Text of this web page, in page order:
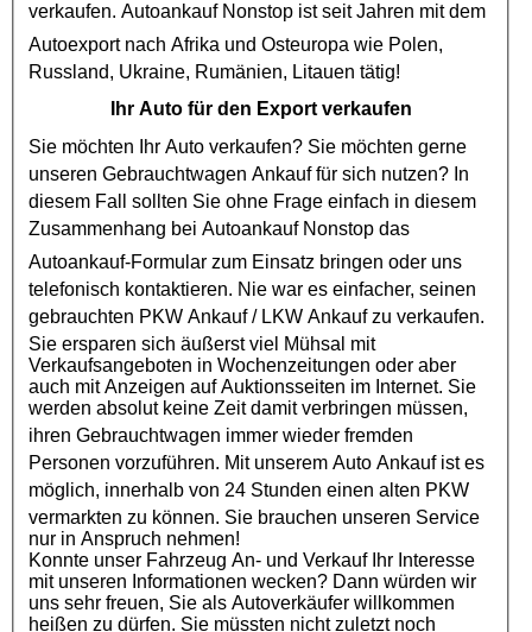
verkaufen. AutoankaufNonstop ist seit Jahren mit dem
Autoexportnach Afrika und Osteuropa wie Polen,
Russland, Ukraine, Rumänien, Litauen tätig!
Ihr Auto für den Export verkaufen
Sie möchten Ihr Auto verkaufen? Sie möchten gerne
unseren Gebrauchtwagen Ankauffür sich nutzen? In
diesem Fall sollten Sie ohne Frage einfach in diesem
Zusammenhang bei AutoankaufNonstop das
Autoankauf-Formular zum Einsatz bringen oder uns
telefonisch kontaktieren. Nie war es einfacher, seinen
gebrauchten PKW Ankauf/ LKW Ankaufzu verkaufen.
Sie ersparen sich äußerst viel Mühsal mit
Verkaufsangeboten in Wochenzeitungen oder aber
auch mit Anzeigen auf Auktionsseiten im Internet. Sie
werden absolut keine Zeit damit verbringen müssen,
ihren Gebrauchtwagen immer wieder fremden
Personen vorzuführen. Mit unserem Auto Ankauf ist es
möglich, innerhalb von 24 Stunden einen alten PKW
vermarkten zu können. Sie brauchen unseren Service
nur in Anspruch nehmen!
Konnte unser Fahrzeug An- und Verkauf Ihr Interesse
mit unseren Informationen wecken? Dann würden wir
uns sehr freuen, Sie als Autoverkäufer willkommen
heißen zu dürfen. Sie müssten nicht zuletzt noch